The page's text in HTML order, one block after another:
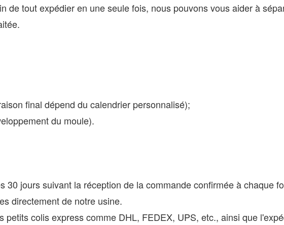
de tout expédier en une seule fois, nous pouvons vous aider à
final dépend du calendrier personnalisé);
du moule).
jours suivant la réception de la commande confirmée à chaque
directement de notre usine.
colis express comme DHL, FEDEX, UPS, etc., ainsi que